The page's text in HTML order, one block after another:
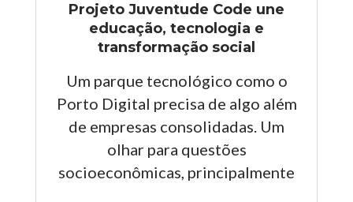
Projeto Juventude Code une
educação, tecnologia e
transformação social
Um parque tecnológico como o
Porto Digital precisa de algo além
de empresas consolidadas. Um
olhar para questões
socioeconômicas, principalmente